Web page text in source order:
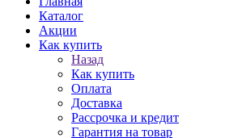
Каталог
Акции
Как купить
Назад
Как купить
Оплата
Доставка
Рассрочка и кредит
Гарантия на товар